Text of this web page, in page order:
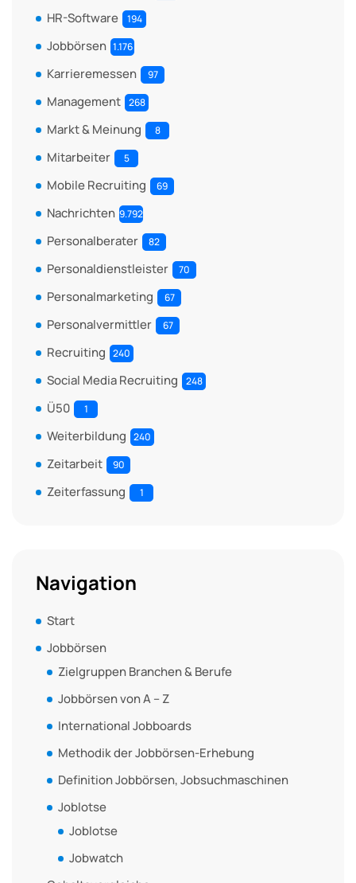
HR-Software 194
Jobbörsen 1.176
Karrieremessen 97
Management 268
Markt & Meinung 8
Mitarbeiter 5
Mobile Recruiting 69
Nachrichten 9.792
Personalberater 82
Personaldienstleister 70
Personalmarketing 67
Personalvermittler 67
Recruiting 240
Social Media Recruiting 248
Ü50 1
Weiterbildung 240
Zeitarbeit 90
Zeiterfassung 1
Navigation
Start
Jobbörsen
Zielgruppen Branchen & Berufe
Jobbörsen von A – Z
International Jobboards
Methodik der Jobbörsen-Erhebung
Definition Jobbörsen, Jobsuchmaschinen
Joblotse
Joblotse
Jobwatch